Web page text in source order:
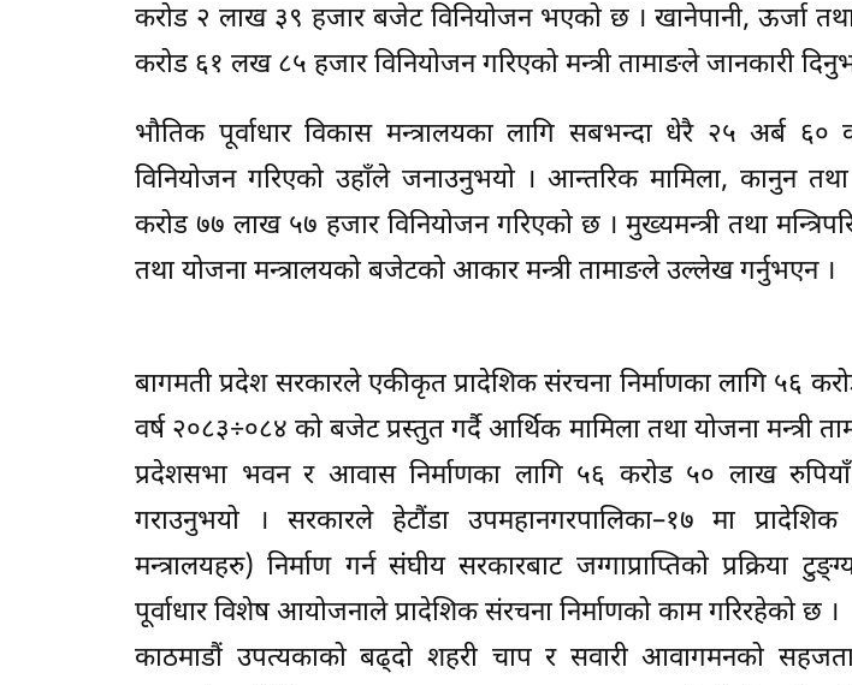
करोड २ लाख ३९ हजार बजेट विनियोजन भएको छ । खानेपानी, ऊर्जा तथा
करोड ६१ लख ८५ हजार विनियोजन गरिएको मन्त्री तामाङले जानकारी
भौतिक पूर्वाधार विकास मन्त्रालयका लागि सबभन्दा धेरै २५ अर्ब
विनियोजन गरिएको उहाँले जनाउनुभयो । आन्तरिक मामिला, कानुन तथा
करोड ७७ लाख ५७ हजार विनियोजन गरिएको छ । मुख्यमन्त्री तथा
तथा योजना मन्त्रालयको बजेटको आकार मन्त्री तामाङले उल्लेख गर्नुभएन ।
बागमती प्रदेश सरकारले एकीकृत प्रादेशिक संरचना निर्माणका लागि ५६
वर्ष २०८३÷०८४ को बजेट प्रस्तुत गर्दै आर्थिक मामिला तथा योजना मन्त्री
प्रदेशसभा भवन र आवास निर्माणका लागि ५६ करोड ५० लाख रुपियाँ
गराउनुभयो । सरकारले हेटौंडा उपमहानगरपालिका–१७ मा प्रादेशिक
मन्त्रालयहरु) निर्माण गर्न संघीय सरकारबाट जग्गाप्राप्तिको प्रक्रिया
पूर्वाधार विशेष आयोजनाले प्रादेशिक संरचना निर्माणको काम गरिरहेको छ ।
काठमाडौं उपत्यकाको बढ्दो शहरी चाप र सवारी आवागमनको